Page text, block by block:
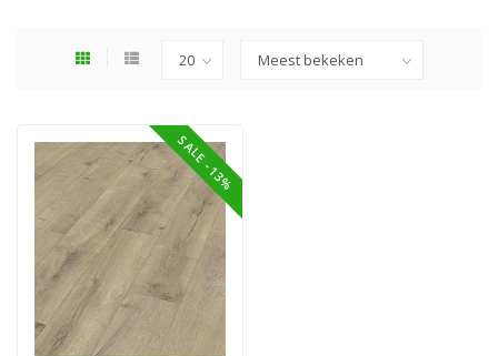
SALE -13%